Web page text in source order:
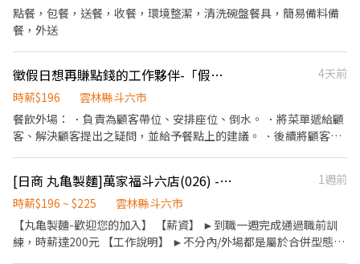
依每週行程、體力狀況靈活報名，享受真正的「工作自由」。 ・新
手友善機制：擔心體力不支？沒關係！新人可先報名 1～2 小時嘗試
看看，確認適應後再開始長期排班。 ・天天有場次：週一至週日每
天都有場次可報名，多點任您挑選，想賺錢、想運動隨時都有機
裝與民眾互動，成就感滿分。 ・大方展現自我：只要您覺得可愛，
跳舞、揮手、搞怪、拍照互動都大受歡迎。 📋 招募說明 ・合作模
式：歡迎短期體驗、長期穩定合作。 ・新手試作：初次報班請註明
「新人」，可先安排 1～2 小時體驗。 ・適合對象：性格開朗、喜
歡小孩、體力耐力佳者。 ・可跨場次排班者優先（一週能配合 3 天
以上尤佳）。 ・布偶裝、道具、飲水公司全部提供，自己不用準備
任何東西，也不用先付任何費用。 ・全台皆有團隊：桃城義演團服
務範圍涵蓋全台灣。除了北北基桃，中彰雲嘉南、高屏亦有據點，
歡迎各地夥伴加入或介紹朋友！ 📝 面試怎麼進行 面試就在夜市現
點餐，包餐，送餐，收餐，環境整潔，清洗碗盤餐具，簡易備料備
餐，外送
徵假日想再賺點錢的工作夥伴-「假日計時」
4天前
時薪$196
雲林縣斗六市
餐飲外場： ．負責為顧客帶位、安排座位、倒水。 ．將菜單遞給顧
客、解決顧客提出之疑問，並給予餐點上的建議。 ．後續將顧客點
負責結帳、收銀等工作。 餐飲內場： ．擔任廚師的助手，處理烹飪
前與烹飪中之準備工作與其他餐廳相關事務。 ．負責洗、剝、削、
切各種食材。 ．負責清理工作環境、設備和餐具。 ．準備不同餐點
所需要的食材。 ．協助測量食材的容量與重量。 ．負責擺盤、打包
[日商 丸亀製麵]萬家福斗六店(026) - 長期兼職夥伴｜工讀生｜彈性排班
1週前
時薪$196 ~ $225
雲林縣斗六市
【丸亀製麵-歡迎您的加入】 【薪資】 ►到職一週完成通過職前訓
練，時薪達200元 【工作說明】 ►不分內/外場都是屬於合併型態的